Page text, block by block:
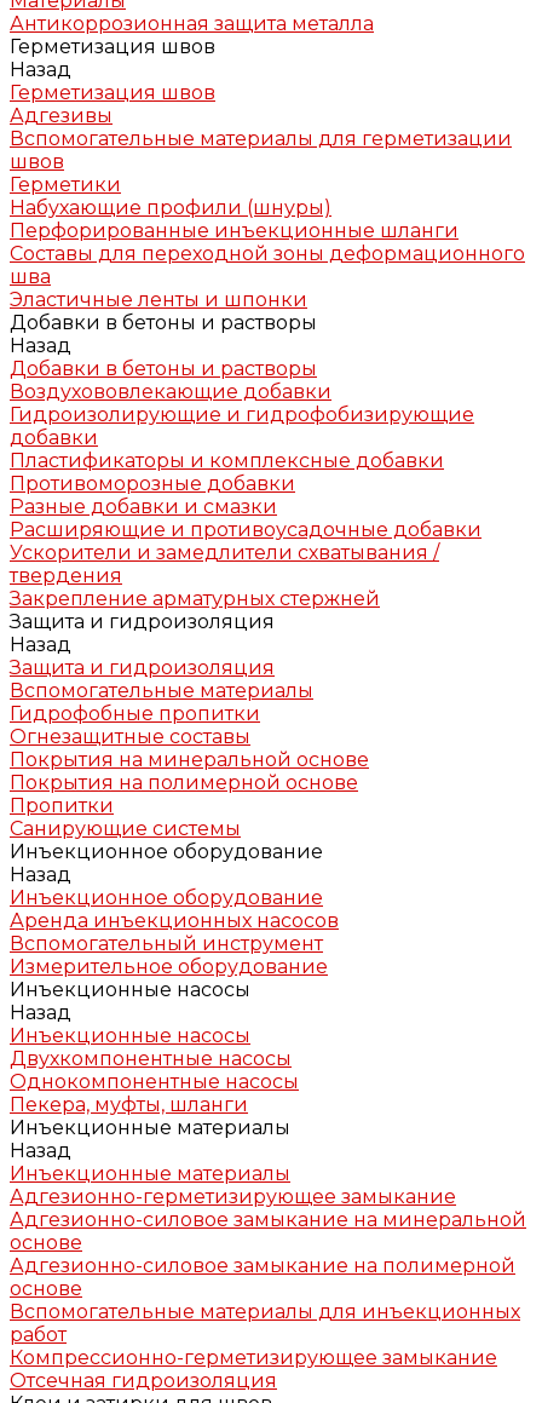
Антикоррозионная защита металла
Герметизация швов
Назад
Герметизация швов
Адгезивы
Вспомогательные материалы для герметизации
швов
Герметики
Набухающие профили (шнуры)
Перфорированные инъекционные шланги
Составы для переходной зоны деформационного
шва
Эластичные ленты и шпонки
Добавки в бетоны и растворы
Назад
Добавки в бетоны и растворы
Воздухововлекающие добавки
Гидроизолирующие и гидрофобизирующие
добавки
Пластификаторы и комплексные добавки
Противоморозные добавки
Разные добавки и смазки
Расширяющие и противоусадочные добавки
Ускорители и замедлители схватывания /
твердения
Закрепление арматурных стержней
Защита и гидроизоляция
Назад
Защита и гидроизоляция
Вспомогательные материалы
Гидрофобные пропитки
Огнезащитные составы
Покрытия на минеральной основе
Покрытия на полимерной основе
Пропитки
Санирующие системы
Инъекционное оборудование
Назад
Инъекционное оборудование
Аренда инъекционных насосов
Вспомогательный инструмент
Измерительное оборудование
Инъекционные насосы
Назад
Инъекционные насосы
Двухкомпонентные насосы
Однокомпонентные насосы
Пекера, муфты, шланги
Инъекционные материалы
Назад
Инъекционные материалы
Адгезионно-герметизирующее замыкание
Адгезионно-силовое замыкание на минеральной
основе
Адгезионно-силовое замыкание на полимерной
основе
Вспомогательные материалы для инъекционных
работ
Компрессионно-герметизирующее замыкание
Отсечная гидроизоляция